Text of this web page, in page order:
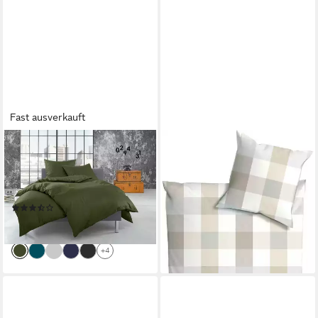
Fast ausverkauft
BETTWAESCHE-MIT-STIL
Bettwäsche Feinflanell
Bettwäsche uni einfarbig,
Feinflanell, 2 teilig
(22)
ab 39,95 €
lieferbar - in 2-3 Werktagen bei dir
+4
Bettwäsche Plaid, Flanell, 2
teilig, angenehm wärmend
ab 49,95 €
lieferbar - in 4-5 Werktagen bei dir